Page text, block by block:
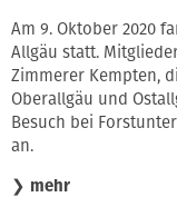
Am 9. Oktober 2020
Allgäu statt.
Zimmerer Kempten,
Oberallgäu und
Besuch bei
an.
❯ mehr